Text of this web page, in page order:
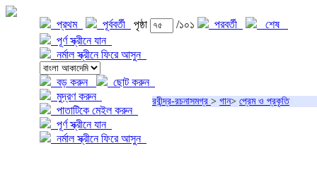
প্রথম পূর্ববর্তী পৃষ্ঠা /১০১ পরবর্তী
শেষ
পূর্ণ স্ক্রীনে যান
নর্মাল স্ক্রীনে ফিরে আসুন
বড় করুন
ছোট করুন
মুদ্রণ করুন
পাতাটিকে মেইল করুন
পূর্ণ স্ক্রীনে যান
নর্মাল স্ক্রীনে ফিরে আসুন
রবীন্দ্র-রচনাসমগ্র > গান> প্রেম ও প্রকৃতি